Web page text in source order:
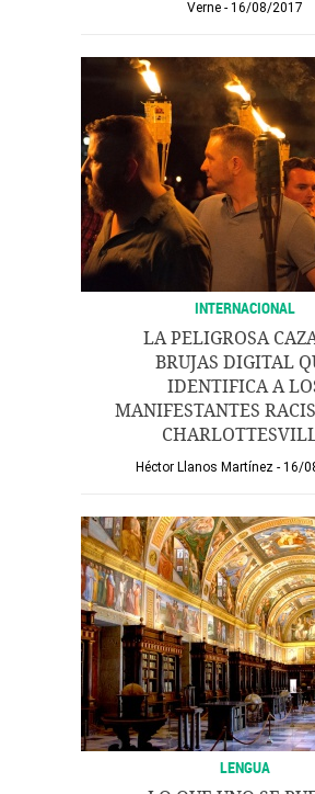
Verne 16/08/2017
INTERNACIONAL
LA PELIGROSA
BRUJAS DIGITAL
IDENTIFICA A
MANIFESTANTES
Héctor Llanos Martínez 16/
LENGUA